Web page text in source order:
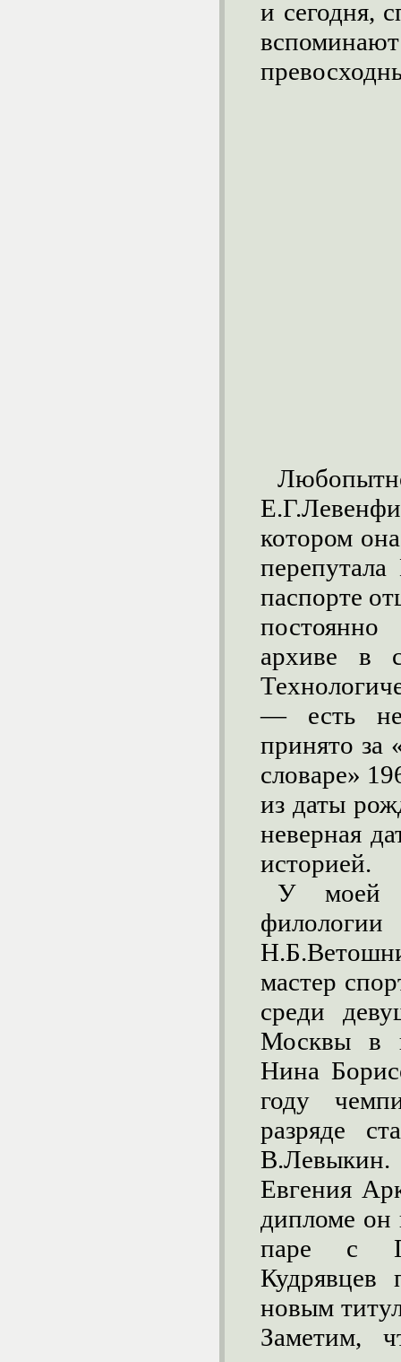
и сегодня,
котором
паспорте
архиве в
— есть
принято
словаре»
из даты
неверная
историей.
У моей
мастер
среди
Москвы в
Нина
году
разряде
Евгения
дипломе он
паре с
Кудрявцев
новым
Заметим,